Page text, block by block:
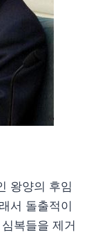
왕양의 후임
서 돌출적이
복들을 제거